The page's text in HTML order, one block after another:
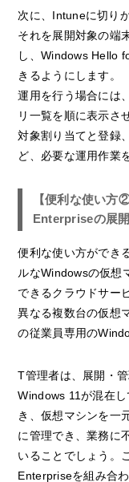
次に、Intuneに切り
それを展開対象の端
し、Windows Hello
きるようにします。
運用を行う場合には
リ一覧を順に表示さ
対象割り当てと登録
ど、必要な運用作業
【便利な使い
Enterpriseの展
便利な使い方ができ
ルなWindowsの仮想
できるクラウドサー
異なる複数台の仮想
の従業員専用の
T管理者は、展開・
Windows 11が混在
き、仮想マシンを一
に管理でき、業務に
いることでしょう。
Enterpriseを組み合